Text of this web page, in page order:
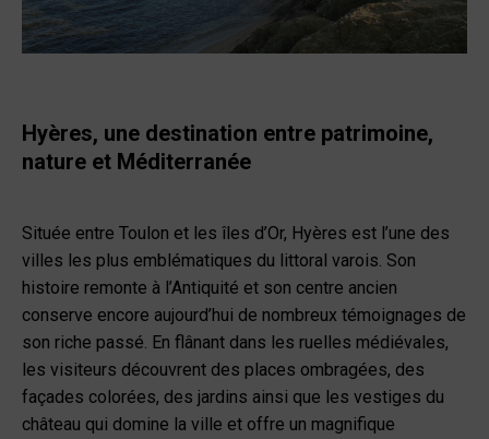
Hyères, une destination entre patrimoine,
nature et Méditerranée
Située entre Toulon et les îles d’Or, Hyères est l’une des
villes les plus emblématiques du littoral varois. Son
histoire remonte à l’Antiquité et son centre ancien
conserve encore aujourd’hui de nombreux témoignages de
son riche passé. En flânant dans les ruelles médiévales,
les visiteurs découvrent des places ombragées, des
façades colorées, des jardins ainsi que les vestiges du
château qui domine la ville et offre un magnifique